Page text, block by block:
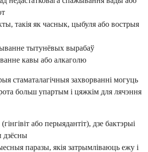
такія як часнык, цыбуля або вострыя
тытунёвых вырабаў
кавы або алкаголю
стаматалагічныя захворванні могуць
больш упартым і цяжкім для лячэння
або перыядантiт), дзе бактэрыі
дзёсны
паразы, якія затрымліваюць ежу і